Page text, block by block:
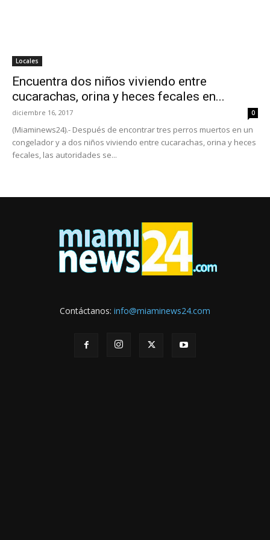
Locales
Encuentra dos niños viviendo entre
cucarachas, orina y heces fecales en...
diciembre 16, 2017 0
(Miaminews24).- Después de encontrar tres perros muertos en un
congelador y a dos niños viviendo entre cucarachas, orina y heces
fecales, las autoridades se...
Contáctanos: info@miaminews24.com